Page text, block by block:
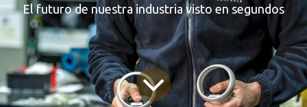
El futuro de nuestra industria visto en segundos